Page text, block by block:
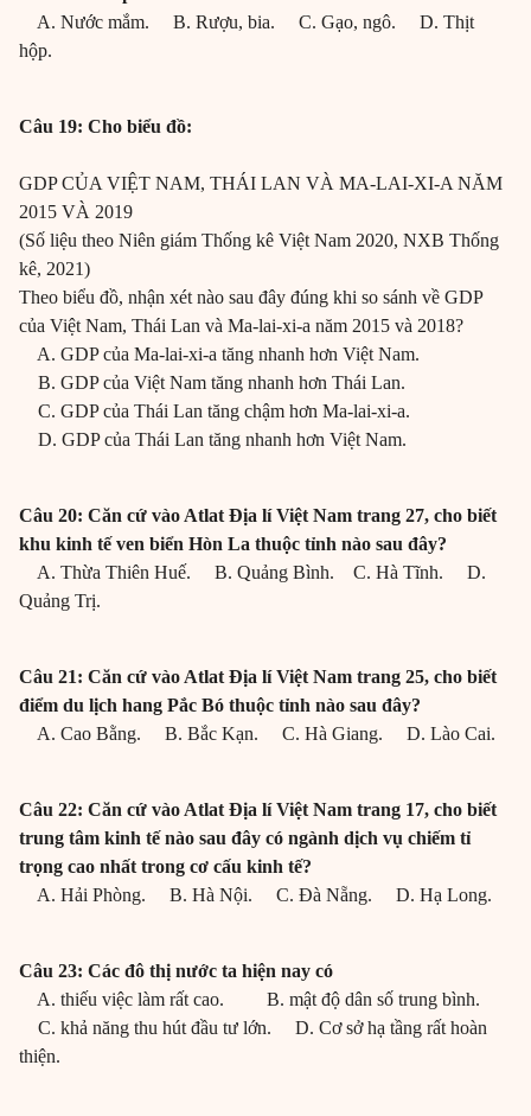
A. Nước mắm. B. Rượu, bia. C. Gạo, ngô. D. Thịt
hộp.
Câu 19: Cho biểu đồ:
GDP CỦA VIỆT NAM, THÁI LAN VÀ MA-LAI-XI-A NĂM
2015 VÀ 2019
(Số liệu theo Niên giám Thống kê Việt Nam 2020, NXB Thống
kê, 2021)
Theo biểu đồ, nhận xét nào sau đây đúng khi so sánh về GDP
của Việt Nam, Thái Lan và Ma-lai-xi-a năm 2015 và 2018?
A. GDP của Ma-lai-xi-a tăng nhanh hơn Việt Nam.
B. GDP của Việt Nam tăng nhanh hơn Thái Lan.
C. GDP của Thái Lan tăng chậm hơn Ma-lai-xi-a.
D. GDP của Thái Lan tăng nhanh hơn Việt Nam.
Câu 20: Căn cứ vào Atlat Địa lí Việt Nam trang 27, cho biết
khu kinh tế ven biển Hòn La thuộc tỉnh nào sau đây?
A. Thừa Thiên Huế. B. Quảng Bình. C. Hà Tĩnh. D.
Quảng Trị.
Câu 21: Căn cứ vào Atlat Địa lí Việt Nam trang 25, cho biết
điểm du lịch hang Pắc Bó thuộc tỉnh nào sau đây?
A. Cao Bằng. B. Bắc Kạn. C. Hà Giang. D. Lào Cai.
Câu 22: Căn cứ vào Atlat Địa lí Việt Nam trang 17, cho biết
trung tâm kinh tế nào sau đây có ngành dịch vụ chiếm tỉ
trọng cao nhất trong cơ cấu kinh tế?
A. Hải Phòng. B. Hà Nội. C. Đà Nẵng. D. Hạ Long.
Câu 23: Các đô thị nước ta hiện nay có
A. thiếu việc làm rất cao. B. mật độ dân số trung bình.
C. khả năng thu hút đầu tư lớn. D. Cơ sở hạ tầng rất hoàn
thiện.